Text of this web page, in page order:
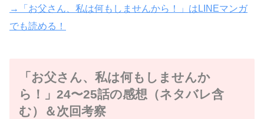
→「お父さん、私は何もしませんから！」はLINEマンガ
でも読める！
「お父さん、私は何もしませんか
ら！」24〜25話の感想（ネタバレ含
む）＆次回考察